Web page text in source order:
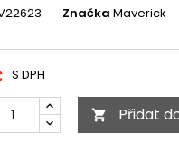
Značka Maverick
S DPH
 Přidat